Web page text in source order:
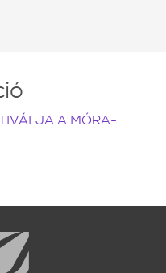
A MÓRA-